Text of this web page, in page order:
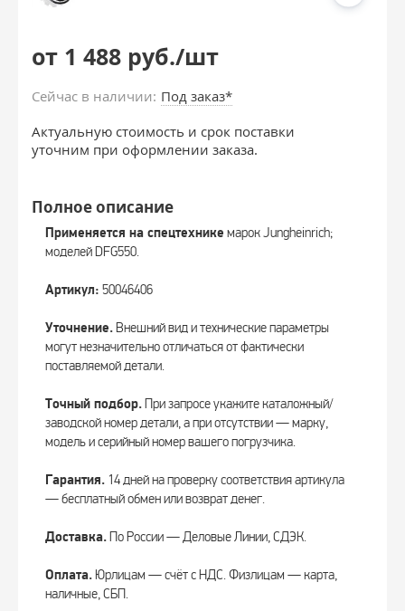
от 1 488 руб./шт
Сейчас в наличии: Под заказ*
Актуальную стоимость и срок поставки
уточним при оформлении заказа.
Полное описание
Применяется на спецтехнике марок Jungheinrich;
моделей DFG550.
Артикул: 50046406
Уточнение.Внешний вид и технические параметры
могут незначительно отличаться от фактически
поставляемой детали.
Точный подбор.При запросе укажите каталожный/
заводской номер детали, а при отсутствии — марку,
модель и серийный номер вашего погрузчика.
Гарантия. 14 дней на проверку соответствия артикула
— бесплатный обмен или возврат денег.
Доставка.По России — Деловые Линии, СДЭК.
Оплата. Юрлицам — счёт с НДС. Физлицам — карта,
наличные, СБП.